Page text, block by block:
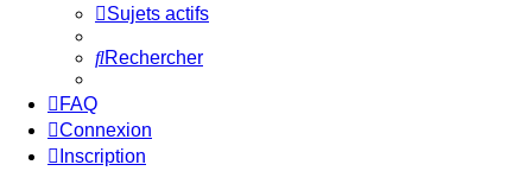
Sujets actifs
Rechercher
FAQ
Connexion
Inscription